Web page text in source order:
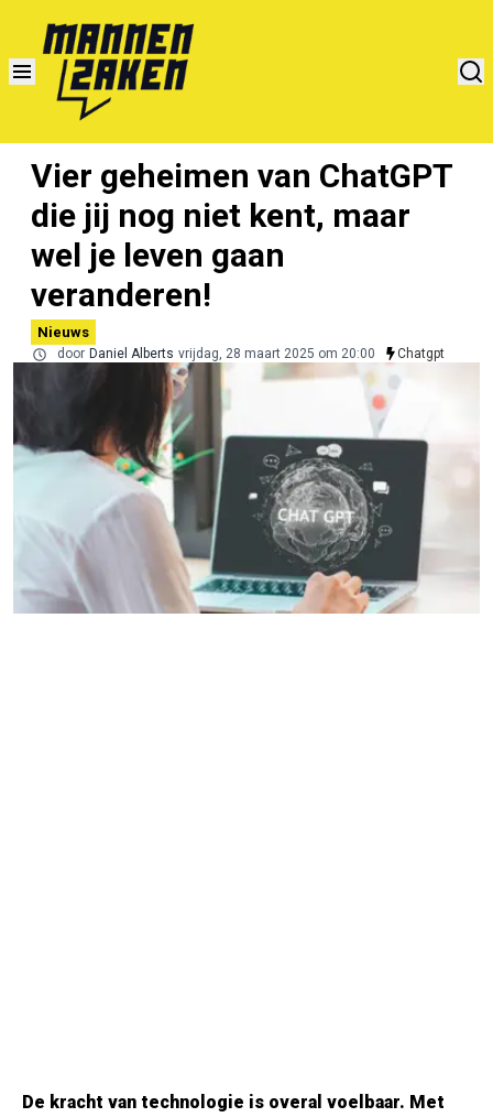
Vier geheimen van ChatGPT
die jij nog niet kent, maar
wel je leven gaan
veranderen!
Nieuws
door Daniel Alberts vrijdag, 28 maart 2025 om 20:00 Chatgpt
De kracht van technologie is overal voelbaar. Met